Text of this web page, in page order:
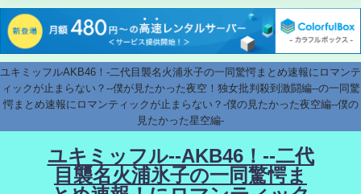
ユキミッフルAKB46！-二代目襲名火浦氷子の一同驚愕まとめ速報にロマンテ
ィックが止まらない？--僕が見たかった夜空！独女批判殺到激闘編--の一同驚
愕まとめ速報にロマンティックが止まらない？-僕の見たかった夜空編--僕の
見たかった星空編-
ユキミッフル--AKB46！--二代
目襲名火浦氷子の一同驚愕ま